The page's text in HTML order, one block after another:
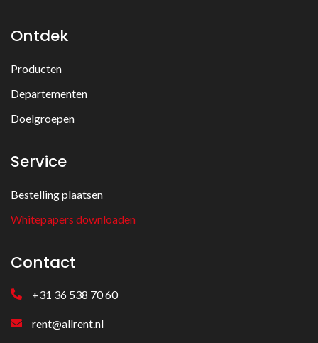
Ontdek
Producten
Departementen
Doelgroepen
Service
Bestelling plaatsen
Whitepapers downloaden
Contact
+31 36 538 70 60
rent@allrent.nl